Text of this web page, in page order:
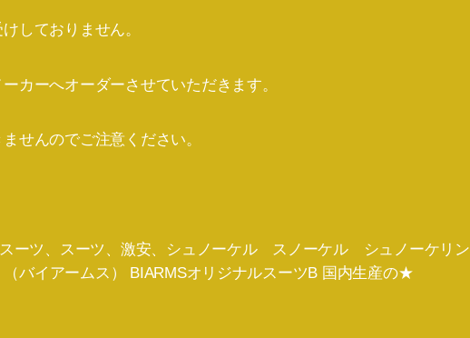
しておりません。
カーへオーダーさせていただきます。
せんのでご注意ください。
ーツ、スーツ、激安、シュノーケル スノーケル シュノーケリン
バイアームス） BIARMSオリジナルスーツB 国内生産の★